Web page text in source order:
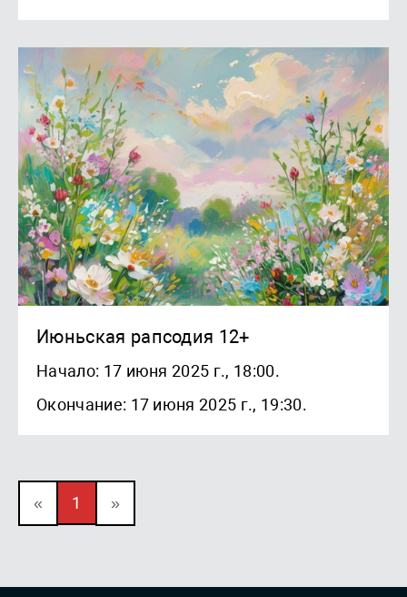
Июньская рапсодия 12+
Начало: 17 июня 2025 г., 18:00.
Окончание: 17 июня 2025 г., 19:30.
« 1 »